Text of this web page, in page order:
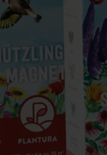
Session ID
De
Econda
Statistische